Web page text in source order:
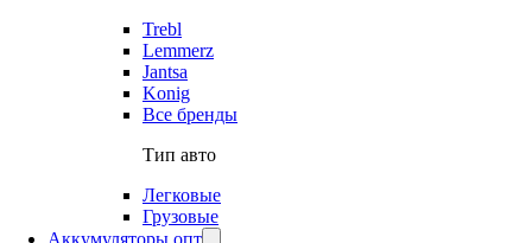
Trebl
Lemmerz
Jantsa
Konig
Все бренды
Тип авто
Легковые
Грузовые
Аккумуляторы опт